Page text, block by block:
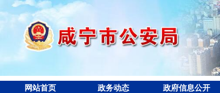
网站首页 政务动态
政府信息公开